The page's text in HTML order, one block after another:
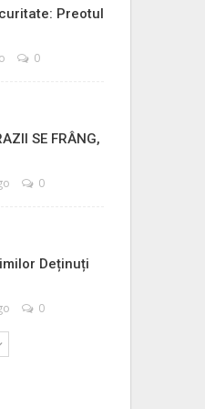
Preotul
0
SE FRÂNG,
0
Deținuți
0